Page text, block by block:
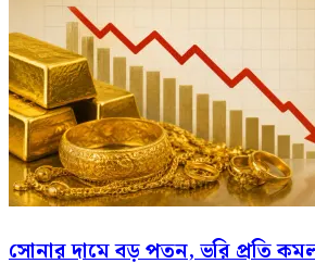
সোনার দামে বড় পতন, ভরি প্রতি